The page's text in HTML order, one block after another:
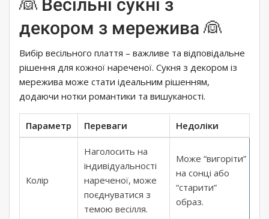
👰 Весільні сукні з
декором з мережива 👰
Вибір весільного плаття – важливе та відповідальне
рішення для кожної нареченої. Сукня з декором із
мережива може стати ідеальним рішенням,
додаючи нотки романтики та вишуканості.
Параметр Переваги Недоліки
Колір
Наголосить на
індивідуальності
нареченої, може
поєднуватися з
темою весілля.
Може “вигоріти”
на сонці або
“старити”
образ.